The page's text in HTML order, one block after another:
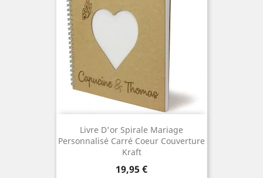
Livre D'or Spirale Mariage
Personnalisé Carré Coeur Couverture
Kraft
Prix
19,95 €